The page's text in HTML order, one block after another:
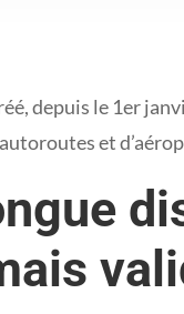
depuis le 1er
et